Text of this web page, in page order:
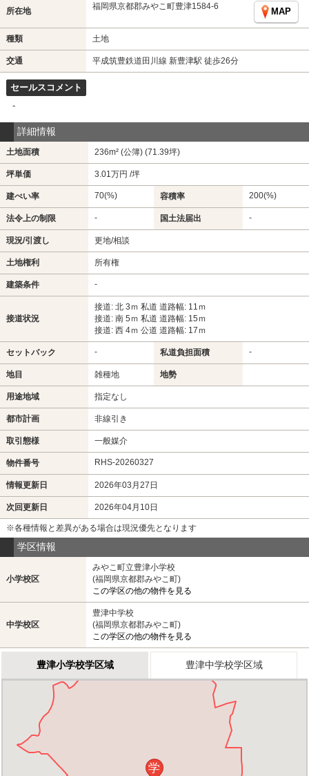
所在地 福岡県京都郡みやこ町豊津1584-6
MAP
種類 土地
交通 平成筑豊鉄道田川線 新豊津駅 徒歩26分
セールスコメント
-
詳細情報
土地面積 236m² (公簿) (71.39坪)
坪単価 3.01万円 /坪
建ぺい率 70(%) 容積率 200(%)
法令上の制限 - 国土法届出 -
現況/引渡し 更地/相談
土地権利 所有権
建築条件 -
接道状況
接道: 北 3ｍ 私道 道路幅: 11ｍ
接道: 南 5ｍ 私道 道路幅: 15ｍ
接道: 西 4ｍ 公道 道路幅: 17ｍ
セットバック - 私道負担面積 -
地目 雑種地 地勢
用途地域 指定なし
都市計画 非線引き
取引態様 一般媒介
物件番号 RHS-20260327
情報更新日 2026年03月27日
次回更新日 2026年04月10日
※各種情報と差異がある場合は現況優先となります
学区情報
小学校区
みやこ町立豊津小学校
(福岡県京都郡みやこ町)
この学区の他の物件を見る
中学校区
豊津中学校
(福岡県京都郡みやこ町)
この学区の他の物件を見る
豊津小学校学区域 豊津中学校学区域
学